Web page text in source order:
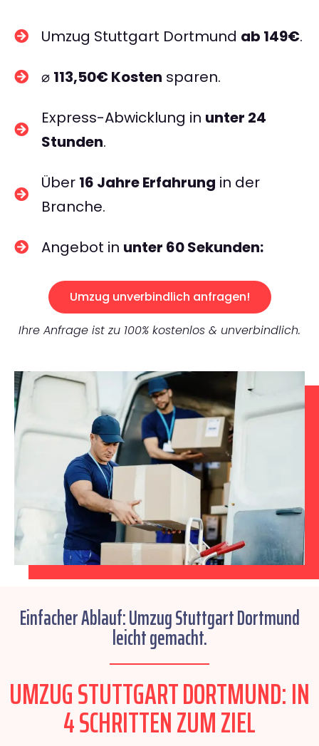
Umzug Stuttgart Dortmund ab 149€.
⌀ 113,50€ Kosten sparen.
Express-Abwicklung in unter 24
Stunden.
Über 16 Jahre Erfahrung in der
Branche.
Angebot in unter 60 Sekunden:
Umzug unverbindlich anfragen!
Ihre Anfrage ist zu 100% kostenlos & unverbindlich.
Einfacher Ablauf: Umzug Stuttgart Dortmund
leicht gemacht.
UMZUG STUTTGART DORTMUND: IN
4 SCHRITTEN ZUM ZIEL